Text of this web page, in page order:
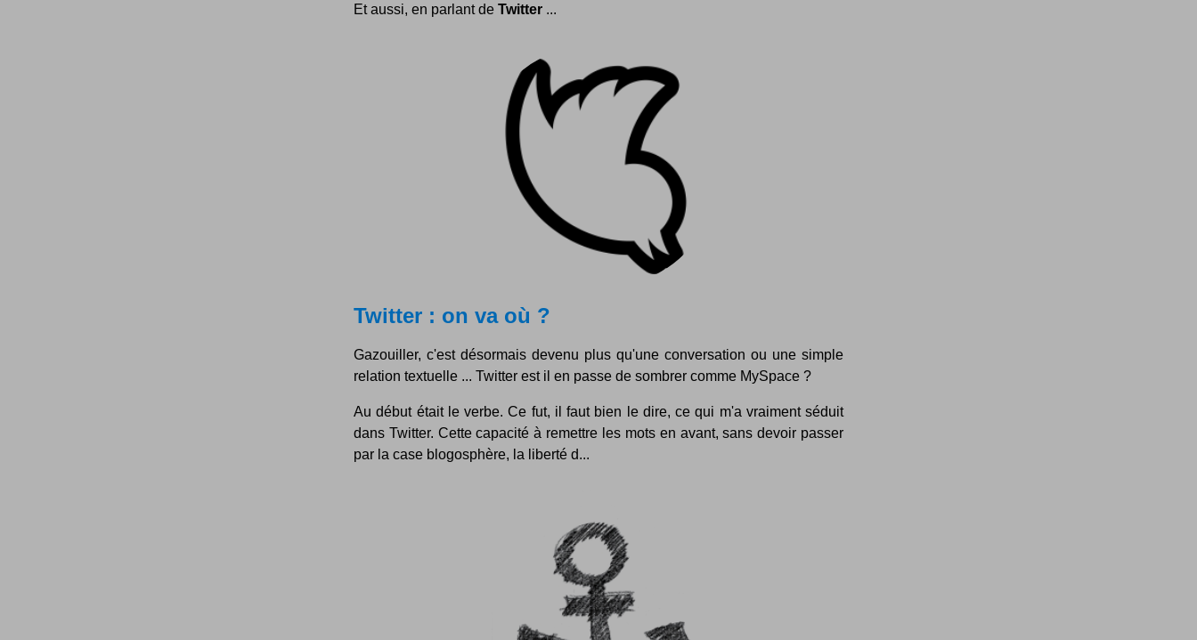
Et aussi, en parlant de Twitter ...
Twitter : on va où ?
Gazouiller, c'est désormais devenu plus qu'une conversation ou une simple
relation textuelle ... Twitter est il en passe de sombrer comme MySpace ?
Au début était le verbe. Ce fut, il faut bien le dire, ce qui m'a vraiment séduit
dans Twitter. Cette capacité à remettre les mots en avant, sans devoir passer
par la case blogosphère, la liberté d...